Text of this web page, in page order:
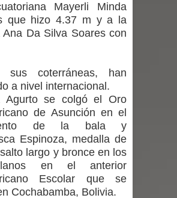
Chile analizan el creciente interés
las culturas japonesa y coreana
golpea al Gobierno en medio de
por viviendas sociales en
Diputado Jorge Guzmán rechaza
proyecto de interconexión eléctrica
Mayerli Minda
que hizo 4.37 m y a la
Ana Da Silva Soares con
sus coterráneas, han
a nivel internacional.
Agurto se colgó el Oro
de Asunción en el
de la bala y
Espinoza, medalla de
largo y bronce en los
en el anterior
Escolar que se
Cochabamba, Bolivia.